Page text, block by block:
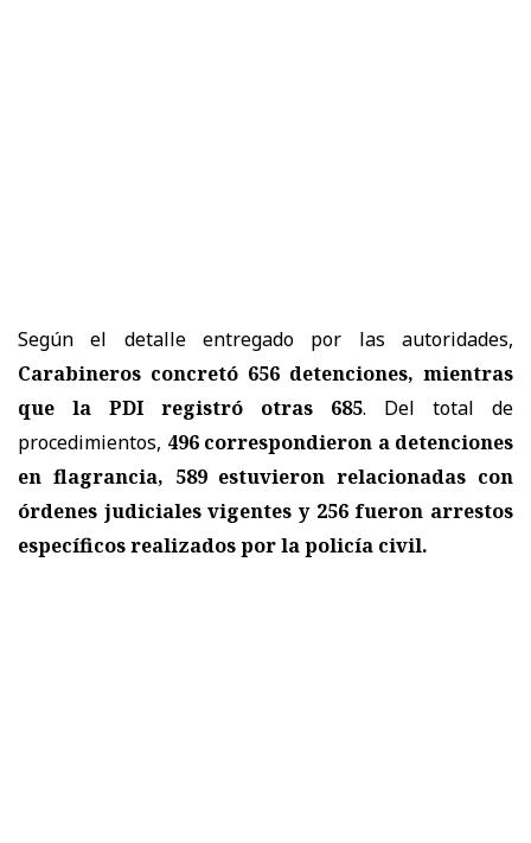
Según el detalle entregado por las autoridades,
Carabineros concretó 656 detenciones, mientras
que la PDI registró otras 685. Del total de
procedimientos, 496 correspondieron a detenciones
en flagrancia, 589 estuvieron relacionadas con
órdenes judiciales vigentes y 256 fueron arrestos
específicos realizados por la policía civil.